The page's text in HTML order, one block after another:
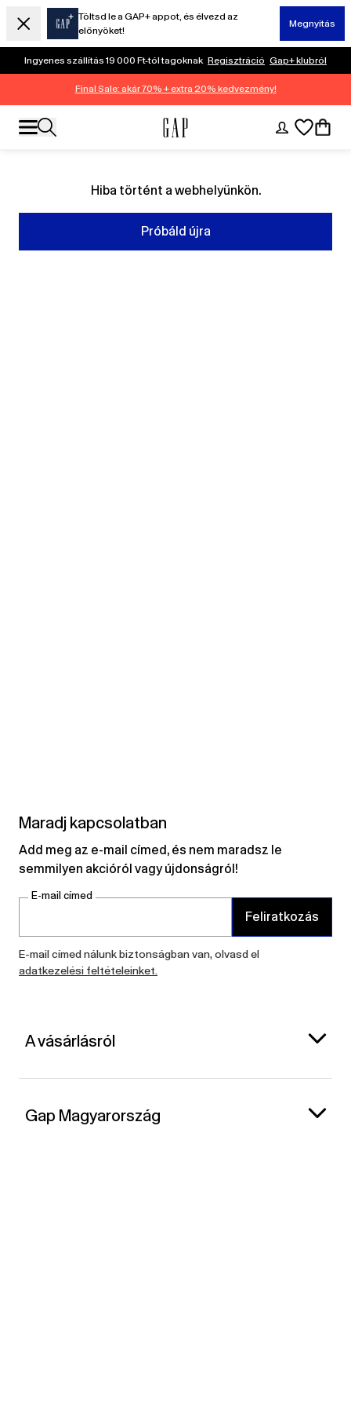
Töltsd le a GAP+ appot, és élvezd az
előnyöket!
Megnyitás
Ingyenes szállítás 19 000 Ft-tól tagoknak Regisztráció Gap+ klubról
Final Sale: akár 70% + extra 20% kedvezmény!
Hiba történt a webhelyünkön.
Próbáld újra
Maradj kapcsolatban
Add meg az e-mail címed, és nem maradsz le
semmilyen akcióról vagy újdonságról!
E-mail címed
Feliratkozás
E-mail címed nálunk biztonságban van, olvasd el
adatkezelési feltételeinket.
A vásárlásról
Gap Magyarország